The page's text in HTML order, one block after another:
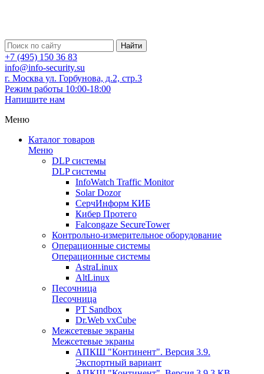
Найти
+7 (495) 150 36 83
info@info-security.su
г. Москва ул. Горбунова, д.2, стр.3
Режим работы 10:00-18:00
Напишите нам
Меню
Каталог товаров
Меню
DLP системы
DLP системы
InfoWatch Traffic Monitor
Solar Dozor
СерчИнформ КИБ
Кибер Протего
Falcongaze SecureTower
Контрольно-измерительное оборудование
Операционные системы
Операционные системы
AstraLinux
AltLinux
Песочница
Песочница
PT Sandbox
Dr.Web vxCube
Межсетевые экраны
Межсетевые экраны
АПКШ "Континент". Версия 3.9.
Экспортный вариант